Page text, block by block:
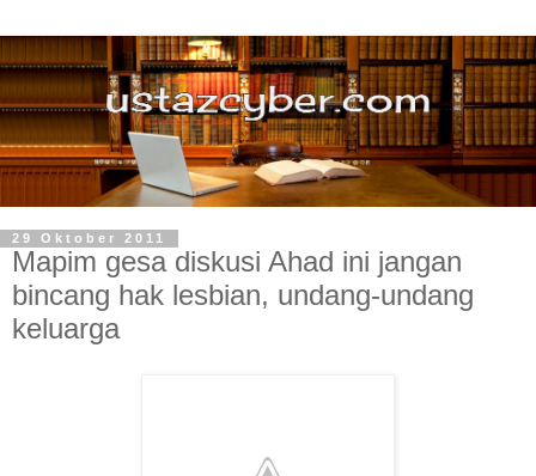
29 Oktober 2011
Mapim gesa diskusi Ahad ini jangan
bincang hak lesbian, undang-undang
keluarga